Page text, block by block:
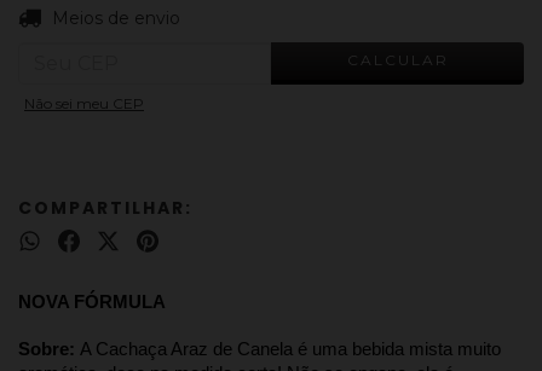
Entregas para o CEP:
Meios de envio
CALCULAR
Não sei meu CEP
COMPARTILHAR:
NOVA FÓRMULA
Sobre: A Cachaça Araz de Canela é uma bebida mista muito